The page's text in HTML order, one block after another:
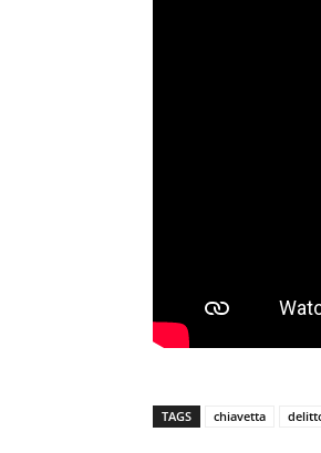
TAGS chiavetta